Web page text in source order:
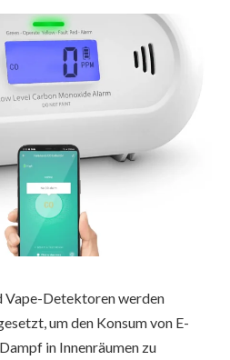
Vape-Detektoren werden
um den Konsum von E-
in Innenräumen zu